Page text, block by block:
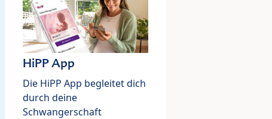
HiPP App
Die HiPP App begleitet dich
durch deine
Schwangerschaft